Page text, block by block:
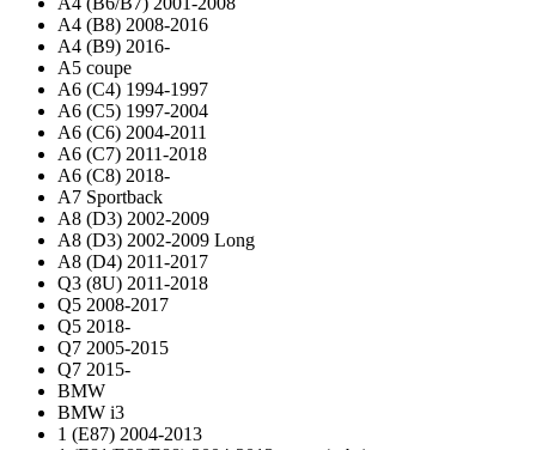
A4 (B8) 2008-2016
A4 (B9) 2016-
A5 coupe
A6 (C4) 1994-1997
A6 (C5) 1997-2004
A6 (C6) 2004-2011
A6 (C7) 2011-2018
A6 (C8) 2018-
A7 Sportback
A8 (D3) 2002-2009
A8 (D3) 2002-2009 Long
A8 (D4) 2011-2017
Q3 (8U) 2011-2018
Q5 2008-2017
Q5 2018-
Q7 2005-2015
Q7 2015-
BMW
BMW i3
1 (E87) 2004-2013